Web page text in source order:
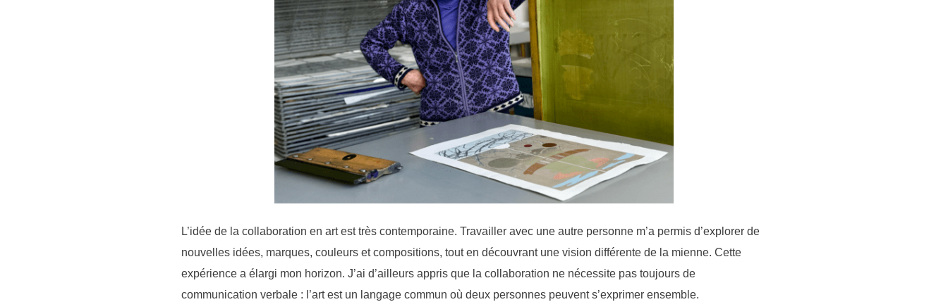
L’idée de la collaboration en art est très contemporaine. Travailler avec une autre personne m’a permis d’explorer de
nouvelles idées, marques, couleurs et compositions, tout en découvrant une vision différente de la mienne. Cette
expérience a élargi mon horizon. J’ai d’ailleurs appris que la collaboration ne nécessite pas toujours de
communication verbale : l’art est un langage commun où deux personnes peuvent s’exprimer ensemble.